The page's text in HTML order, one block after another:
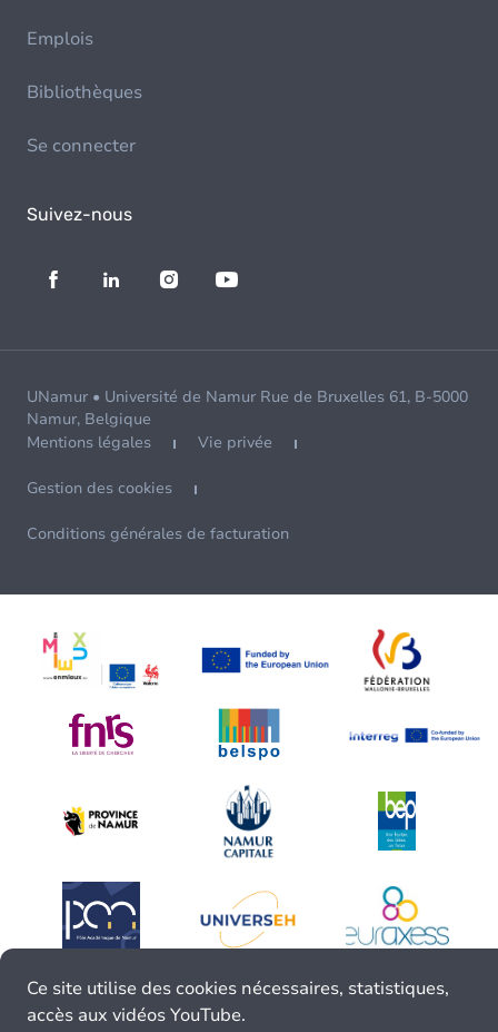
Emplois
Bibliothèques
Se connecter
Suivez-nous
UNamur • Université de Namur Rue de Bruxelles 61, B-5000
Namur, Belgique
Mentions légales
Vie privée
Gestion des cookies
Conditions générales de facturation
Ce site utilise des cookies nécessaires, statistiques,
accès aux vidéos YouTube.